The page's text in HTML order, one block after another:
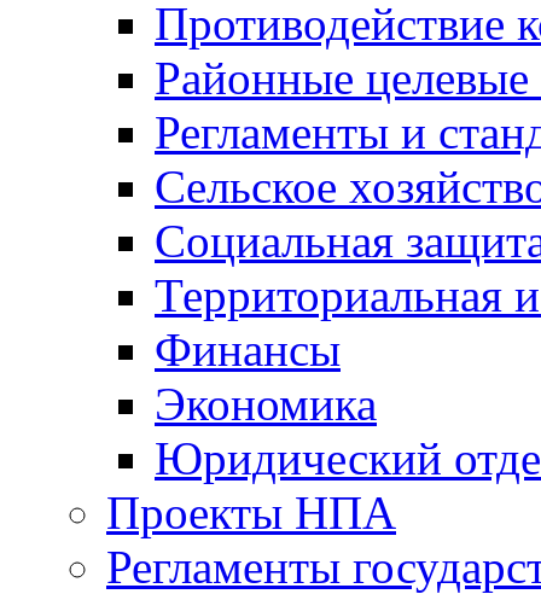
Противодействие
Районные
Регламенты и
Сельское
Социальная
Территориальная
Финансы
Экономика
Юридический
Проекты НПА
Регламенты